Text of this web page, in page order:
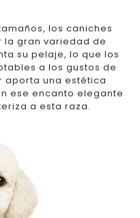
los caniches
la gran variedad de
su pelaje, lo que los
a los gustos de
aporta una estética
ese encanto elegante
a esta raza.